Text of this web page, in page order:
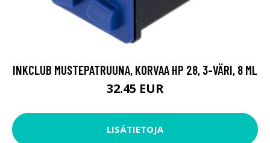
INKCLUB MUSTEPATRUUNA, KORVAA HP 28, 3-VÄRI, 8 ML
32.45 EUR
LISÄTIETOJA